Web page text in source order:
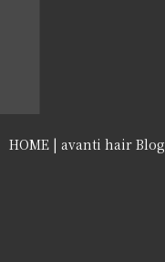
HOME | avanti hair Blog